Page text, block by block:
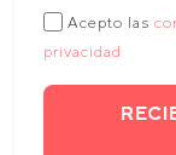
Acepto las
privacidad